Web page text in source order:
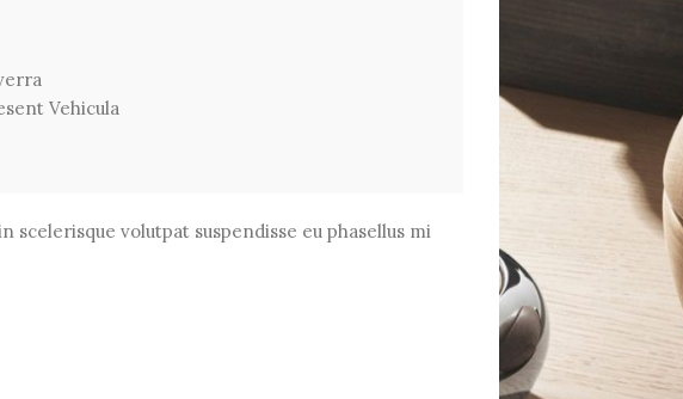
Vehicula
scelerisque volutpat suspendisse eu phasellus mi